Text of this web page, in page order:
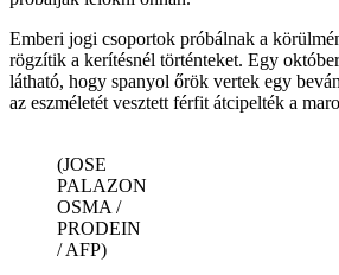
Emberi jogi csoportok próbálnak a
rögzítik a kerítésnél történteket. Egy
látható, hogy spanyol őrök vertek egy
az eszméletét vesztett férfit átcipelték a
(JOSE
PALAZON
OSMA /
PRODEIN
/ AFP)